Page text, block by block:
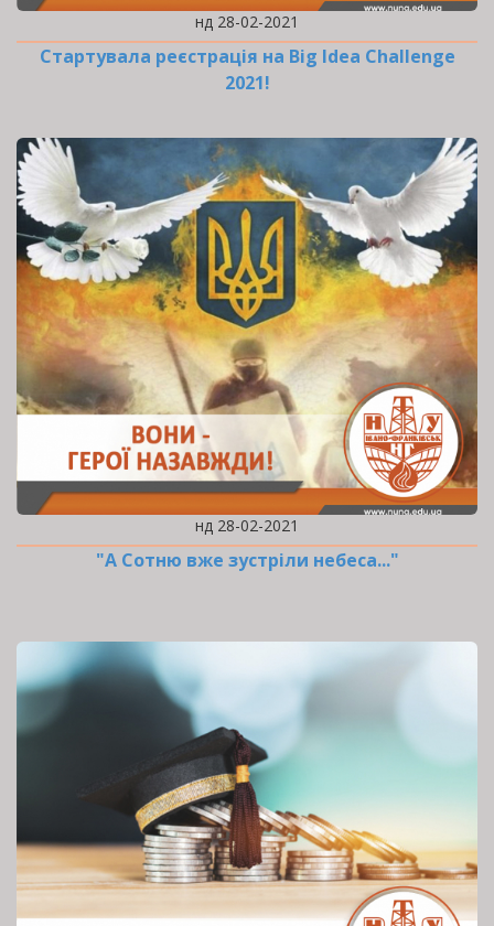
нд 28-02-2021
Стартувала реєстрація на Big Idea Challenge
2021!
нд 28-02-2021
"А Сотню вже зустріли небеса..."